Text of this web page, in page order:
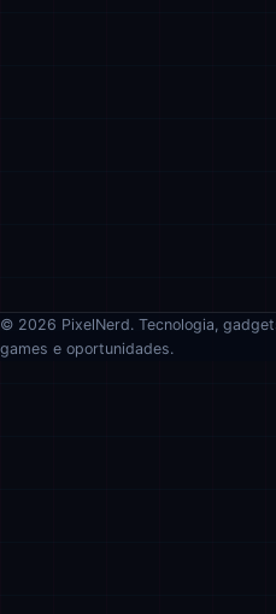
© 2026 PixelNerd. Tecnologia,
games e oportunidades.